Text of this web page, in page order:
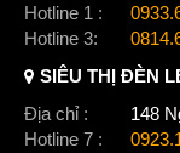
Hotline 1 :
Hotline 3:
SIÊU THỊ ĐÈN
Địa chỉ :
148
Hotline 7 :